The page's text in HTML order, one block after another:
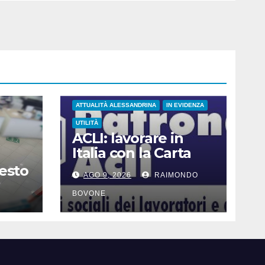
ATTUALITÀ ALESSANDRINA IN EVIDENZA
UTILITÀ
ACLI: lavorare in
Italia con la Carta
Blu UE
AGO 9, 2026 RAIMONDO
BOVONE